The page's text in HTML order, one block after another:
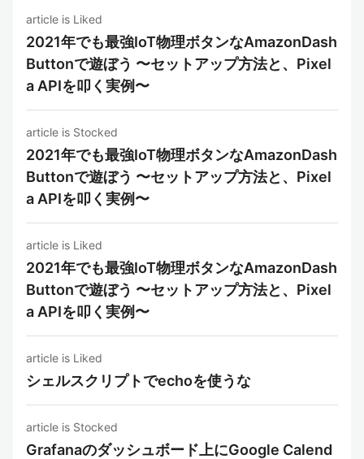
article is Liked
2021年でも最強IoT物理ボタンなAmazonDash
Buttonで遊ぼう 〜セットアップ方法と、Pixel
a APIを叩く実例〜
article is Stocked
2021年でも最強IoT物理ボタンなAmazonDash
Buttonで遊ぼう 〜セットアップ方法と、Pixel
a APIを叩く実例〜
article is Liked
2021年でも最強IoT物理ボタンなAmazonDash
Buttonで遊ぼう 〜セットアップ方法と、Pixel
a APIを叩く実例〜
article is Liked
シェルスクリプトでechoを使うな
article is Stocked
Grafanaのダッシュボード上にGoogle Calend